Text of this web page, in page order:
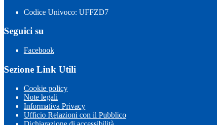
Codice Univoco: UFFZD7
Seguici su
Facebook
Sezione Link Utili
Cookie policy
Note legali
Informativa Privacy
Ufficio Relazioni con il Pubblico